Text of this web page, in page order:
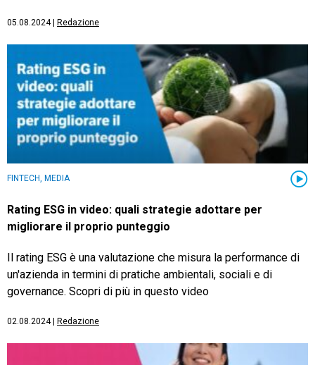
05.08.2024| Redazione
FINTECH, MEDIA
Rating ESG in video: quali strategie adottare per
migliorare il proprio punteggio
Il rating ESG è una valutazione che misura la performance di
un'azienda in termini di pratiche ambientali, sociali e di
governance. Scopri di più in questo video
02.08.2024| Redazione